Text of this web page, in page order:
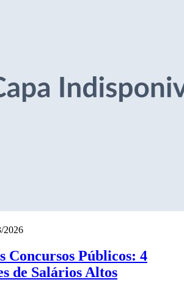
2026
Concursos Públicos: 4
de Salários Altos